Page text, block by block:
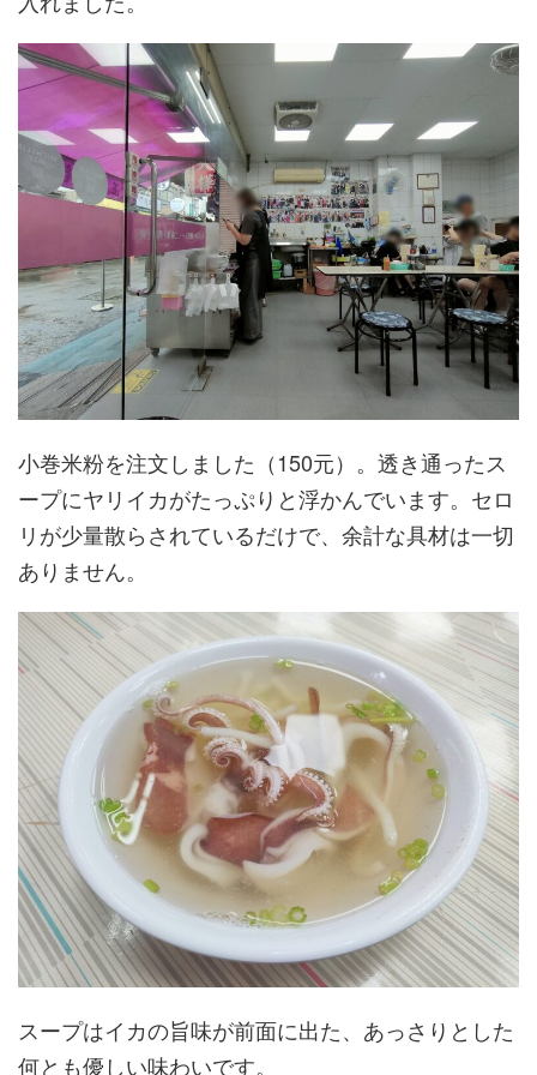
小巻米粉を注文しました（150元）。透き通ったス
ープにヤリイカがたっぷりと浮かんでいます。セロ
リが少量散らされているだけで、余計な具材は一切
ありません。
スープはイカの旨味が前面に出た、あっさりとした
何とも優しい味わいです。